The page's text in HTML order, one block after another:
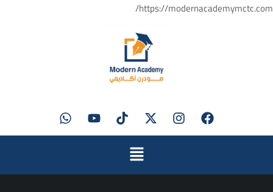
https://modernacademymctc.com/